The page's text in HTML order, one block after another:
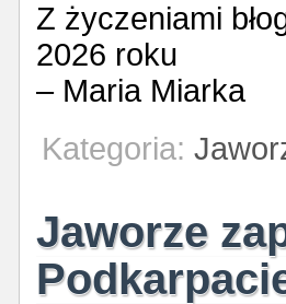
Z życzeniami
2026 roku
– Maria Miarka
Kategoria:
Jaworze